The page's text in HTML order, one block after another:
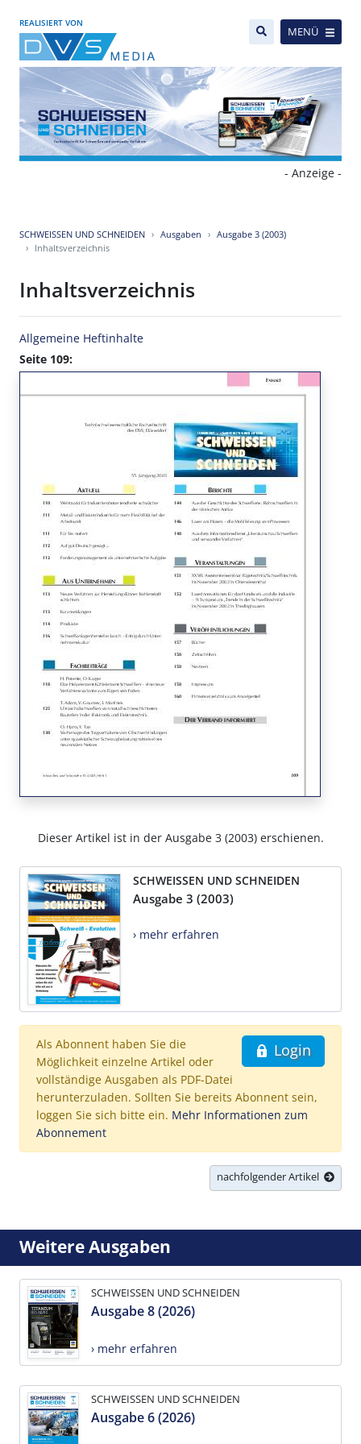
REALISIERT VON
MENÜ
- Anzeige -
SCHWEISSEN UND SCHNEIDEN Ausgaben
Ausgabe 3 (2003)
Inhaltsverzeichnis
Inhaltsverzeichnis
Allgemeine Heftinhalte
Seite 109:
Dieser Artikel ist in der Ausgabe 3 (2003) erschienen.
SCHWEISSEN UND SCHNEIDEN
Ausgabe 3 (2003)
› mehr erfahren
Login
Als Abonnent haben Sie die
Möglichkeit einzelne Artikel oder
vollständige Ausgaben als PDF-Datei
herunterzuladen. Sollten Sie bereits Abonnent sein,
loggen Sie sich bitte ein. Mehr Informationen zum
Abonnement
nachfolgender Artikel
Weitere Ausgaben
SCHWEISSEN UND SCHNEIDEN
Ausgabe 8 (2026)
› mehr erfahren
SCHWEISSEN UND SCHNEIDEN
Ausgabe 6 (2026)